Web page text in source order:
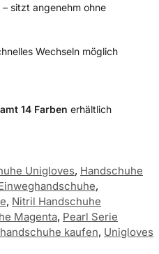
sitzt angenehm ohne
Wechseln möglich
14 Farben erhältlich
Unigloves, Handschuhe
,
, Nitril Handschuhe
Magenta, Pearl Serie
kaufen, Unigloves